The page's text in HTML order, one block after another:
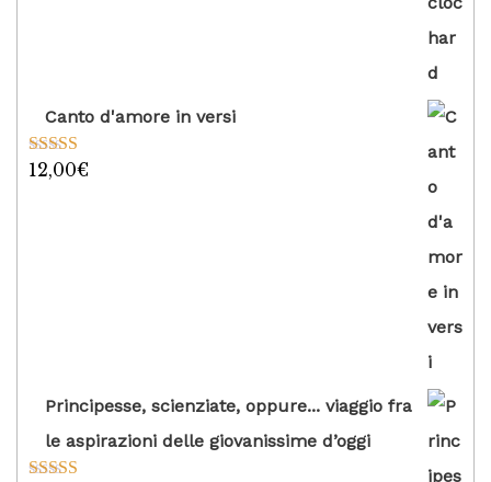
Canto d'amore in versi
Valutato
12,00€
Principesse, scienziate, oppure... viaggio fra
le aspirazioni delle giovanissime d’oggi